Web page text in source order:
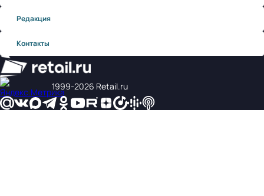
Редакция
Контакты
1999‑2026 Retail.ru